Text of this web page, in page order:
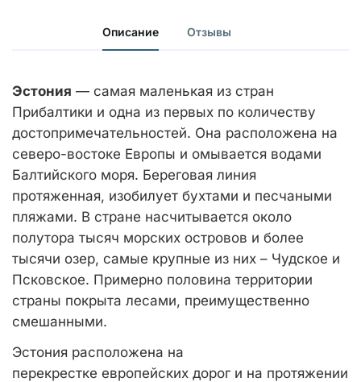
Описание Отзывы
Эстония — самая маленькая из стран
Прибалтики и одна из первых по количеству
достопримечательностей. Она расположена на
северо-востоке Европы и омывается водами
Балтийского моря. Береговая линия
протяженная, изобилует бухтами и песчаными
пляжами. В стране насчитывается около
полутора тысяч морских островов и более
тысячи озер, самые крупные из них – Чудское и
Псковское. Примерно половина территории
страны покрыта лесами, преимущественно
смешанными.
Эстония расположена на
перекрестке европейских дорог и на протяжении